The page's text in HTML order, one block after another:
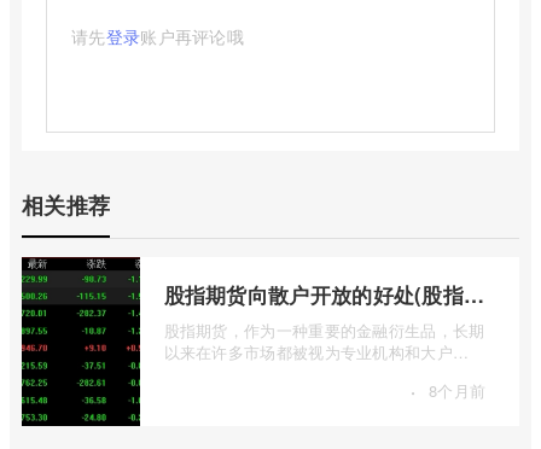
请先登录账户再评论哦
相关推荐
股指期货向散户开放的好处(股指期货对利空信息更加敏感吗)
股指期货，作为一种重要的金融衍生品，长期
以来在许多市场都被视为专业机构和大户
· 8个月前